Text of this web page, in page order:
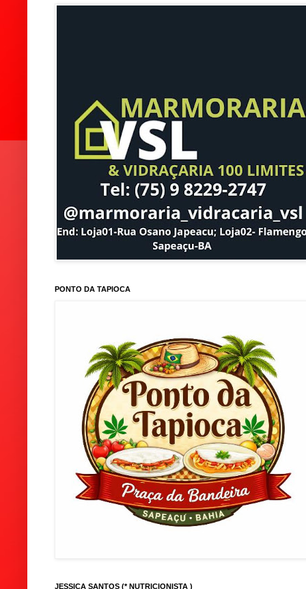
PONTO DA TAPIOCA
JESSICA SANTOS (* NUTRICIONISTA )